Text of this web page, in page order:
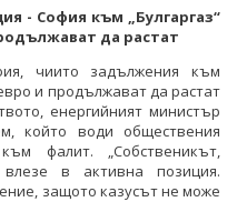
- София към „Булгаргаз“
да растат
чиито задължения към
и продължават да растат
енергийният министър
който води обществения
фалит. „Собственикът,
в активна позиция.
защото казусът не може